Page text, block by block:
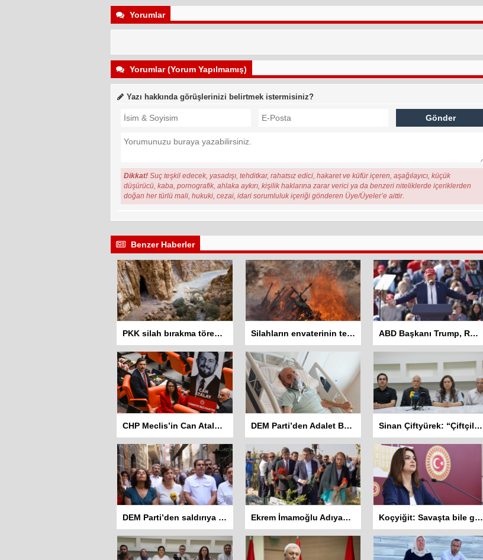
başlamıştır
Yorumlar
Yorumlar (Yorum Yapılmamış)
Yazı hakkında görüşlerinizi belirtmek istermisiniz?
Dikkat! Suç teşkil edecek, yasadışı, tehditkar, rahatsız edici, hakaret ve küfür içeren, aşağılayıcı, küçük
düşürücü, kaba, pornografik, ahlaka aykırı, kişilik haklarına zarar verici ya da benzeri niteliklerde içeriklerden
doğan her türlü mali, hukuki, cezai, idari sorumluluk içeriği gönderen Üye/Üyeler’e aittir.
Benzer Haberler
PKK silah bırakma törenini neden Casene Mağarası’nda yaptı? Silahların envaterinin teslim edildiği sivil toplum örgütleri rapor hazırlayacak ABD Başkanı Trump, Rosie O’Donnell’i vatandaşlıktan çıkarmakla tehdit etti
CHP Meclis’in Can Atalay için 10 Eylül’de yeniden toplanmasını istedi DEM Parti’den Adalet Bakanlığına Başvuru: “Abdulkadir Kuday tahliye edilsin” Sinan Çiftyürek: “Çiftçiler Hükümet İstifa Sloganları ile Sokakta”
DEM Parti’den saldırıya uğrayan Hewş Kafe’ye ziyaret Ekrem İmamoğlu Adıyaman’da: İlk ziyareti Deprem Şehitliğine Koçyiğit: Savaşta bile gazetecilere dokunulmaz